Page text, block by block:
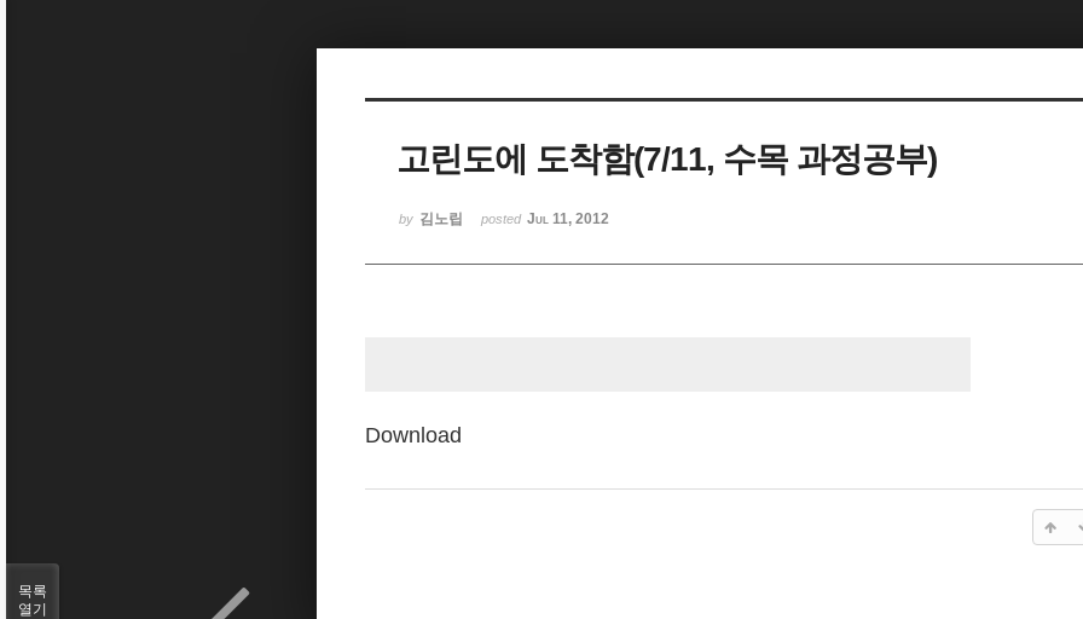
고린도에 도착함(7/11, 수목 과정공부)
by 김노립 posted Jul 11, 2012
Download
목록
열기
Sketchbook5, 스케치북5
Sketchbook5, 스케치북5